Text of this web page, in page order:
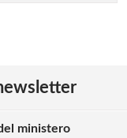
ministero